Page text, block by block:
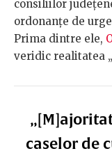
consiliilor
ordonanțe de
Prima dintre ele,
veridic realitatea
caselor de